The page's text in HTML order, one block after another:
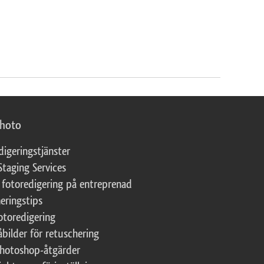
Services
fotoredigering på entreprenad
för retuschering
åtgärder